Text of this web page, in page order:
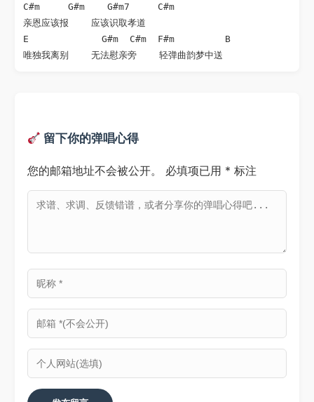
C#m     G#m    G#m7     C#m
亲恩应该报    应该识取孝道
E             G#m  C#m  F#m         B
留下你的弹唱心得
您的邮箱地址不会被公开。 必填项已用 * 标注